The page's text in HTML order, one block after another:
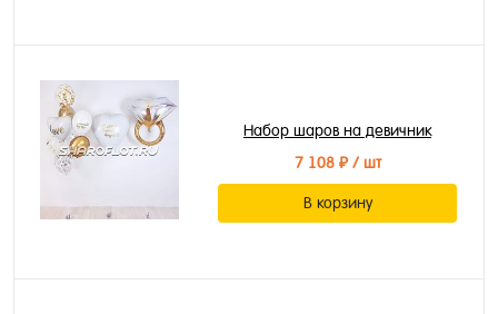
Набор шаров на девичник
7 108 ₽/ шт
В корзину